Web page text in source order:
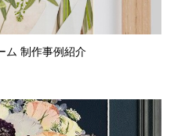
ム 制作事例紹介